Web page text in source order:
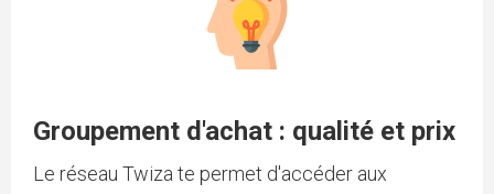
Groupement d'achat : qualité et prix
Le réseau Twiza te permet d'accéder aux